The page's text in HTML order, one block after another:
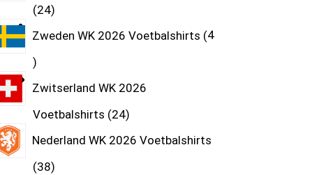
24
Zweden WK 2026 Voetbalshirts 4
Zwitserland WK 2026
Voetbalshirts 24
Nederland WK 2026 Voetbalshirts
38